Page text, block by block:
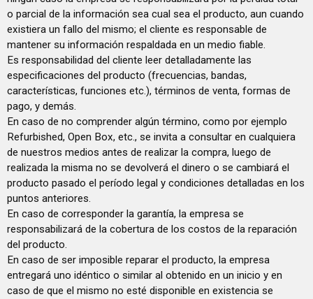
o parcial de la información sea cual sea el producto, aun cuando
existiera un fallo del mismo; el cliente es responsable de
mantener su información respaldada en un medio fiable.
Es responsabilidad del cliente leer detalladamente las
especificaciones del producto (frecuencias, bandas,
características, funciones etc.), términos de venta, formas de
pago, y demás.
En caso de no comprender algún término, como por ejemplo
Refurbished, Open Box, etc., se invita a consultar en cualquiera
de nuestros medios antes de realizar la compra, luego de
realizada la misma no se devolverá el dinero o se cambiará el
producto pasado el período legal y condiciones detalladas en los
puntos anteriores.
En caso de corresponder la garantía, la empresa se
responsabilizará de la cobertura de los costos de la reparación
del producto.
En caso de ser imposible reparar el producto, la empresa
entregará uno idéntico o similar al obtenido en un inicio y en
caso de que el mismo no esté disponible en existencia se